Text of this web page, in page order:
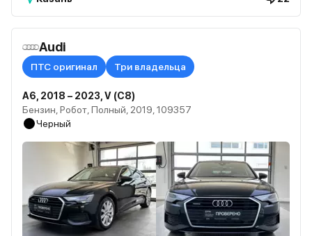
Audi
ПТС оригинал Три владельца
A6, 2018 – 2023, V (C8)
Бензин, Робот, Полный, 2019, 109357
Черный